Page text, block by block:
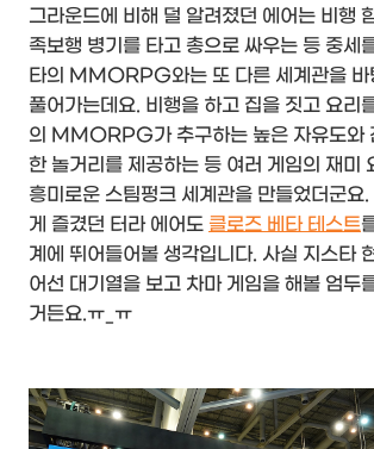
그라운드에 비해 덜 알려졌던 에어는 비행
족보행 병기를 타고 총으로 싸우는 등 중세
타의 MMORPG와는 또 다른 세계관을 바
풀어가는데요. 비행을 하고 집을 짓고 요리
의 MMORPG가 추구하는 높은 자유도와
한 놀거리를 제공하는 등 여러 게임의 재미
흥미로운 스팀펑크 세계관을 만들었더군요
게 즐겼던 터라 에어도 클로즈 베타 테스트
계에 뛰어들어볼 생각입니다. 사실 지스타
어선 대기열을 보고 차마 게임을 해볼 엄두
거든요.ㅠ_ㅠ